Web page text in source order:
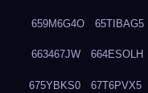
659M6G4O 65TIBAG5
663467JW 664ESOLH
675YBKS0 67T6PVX5